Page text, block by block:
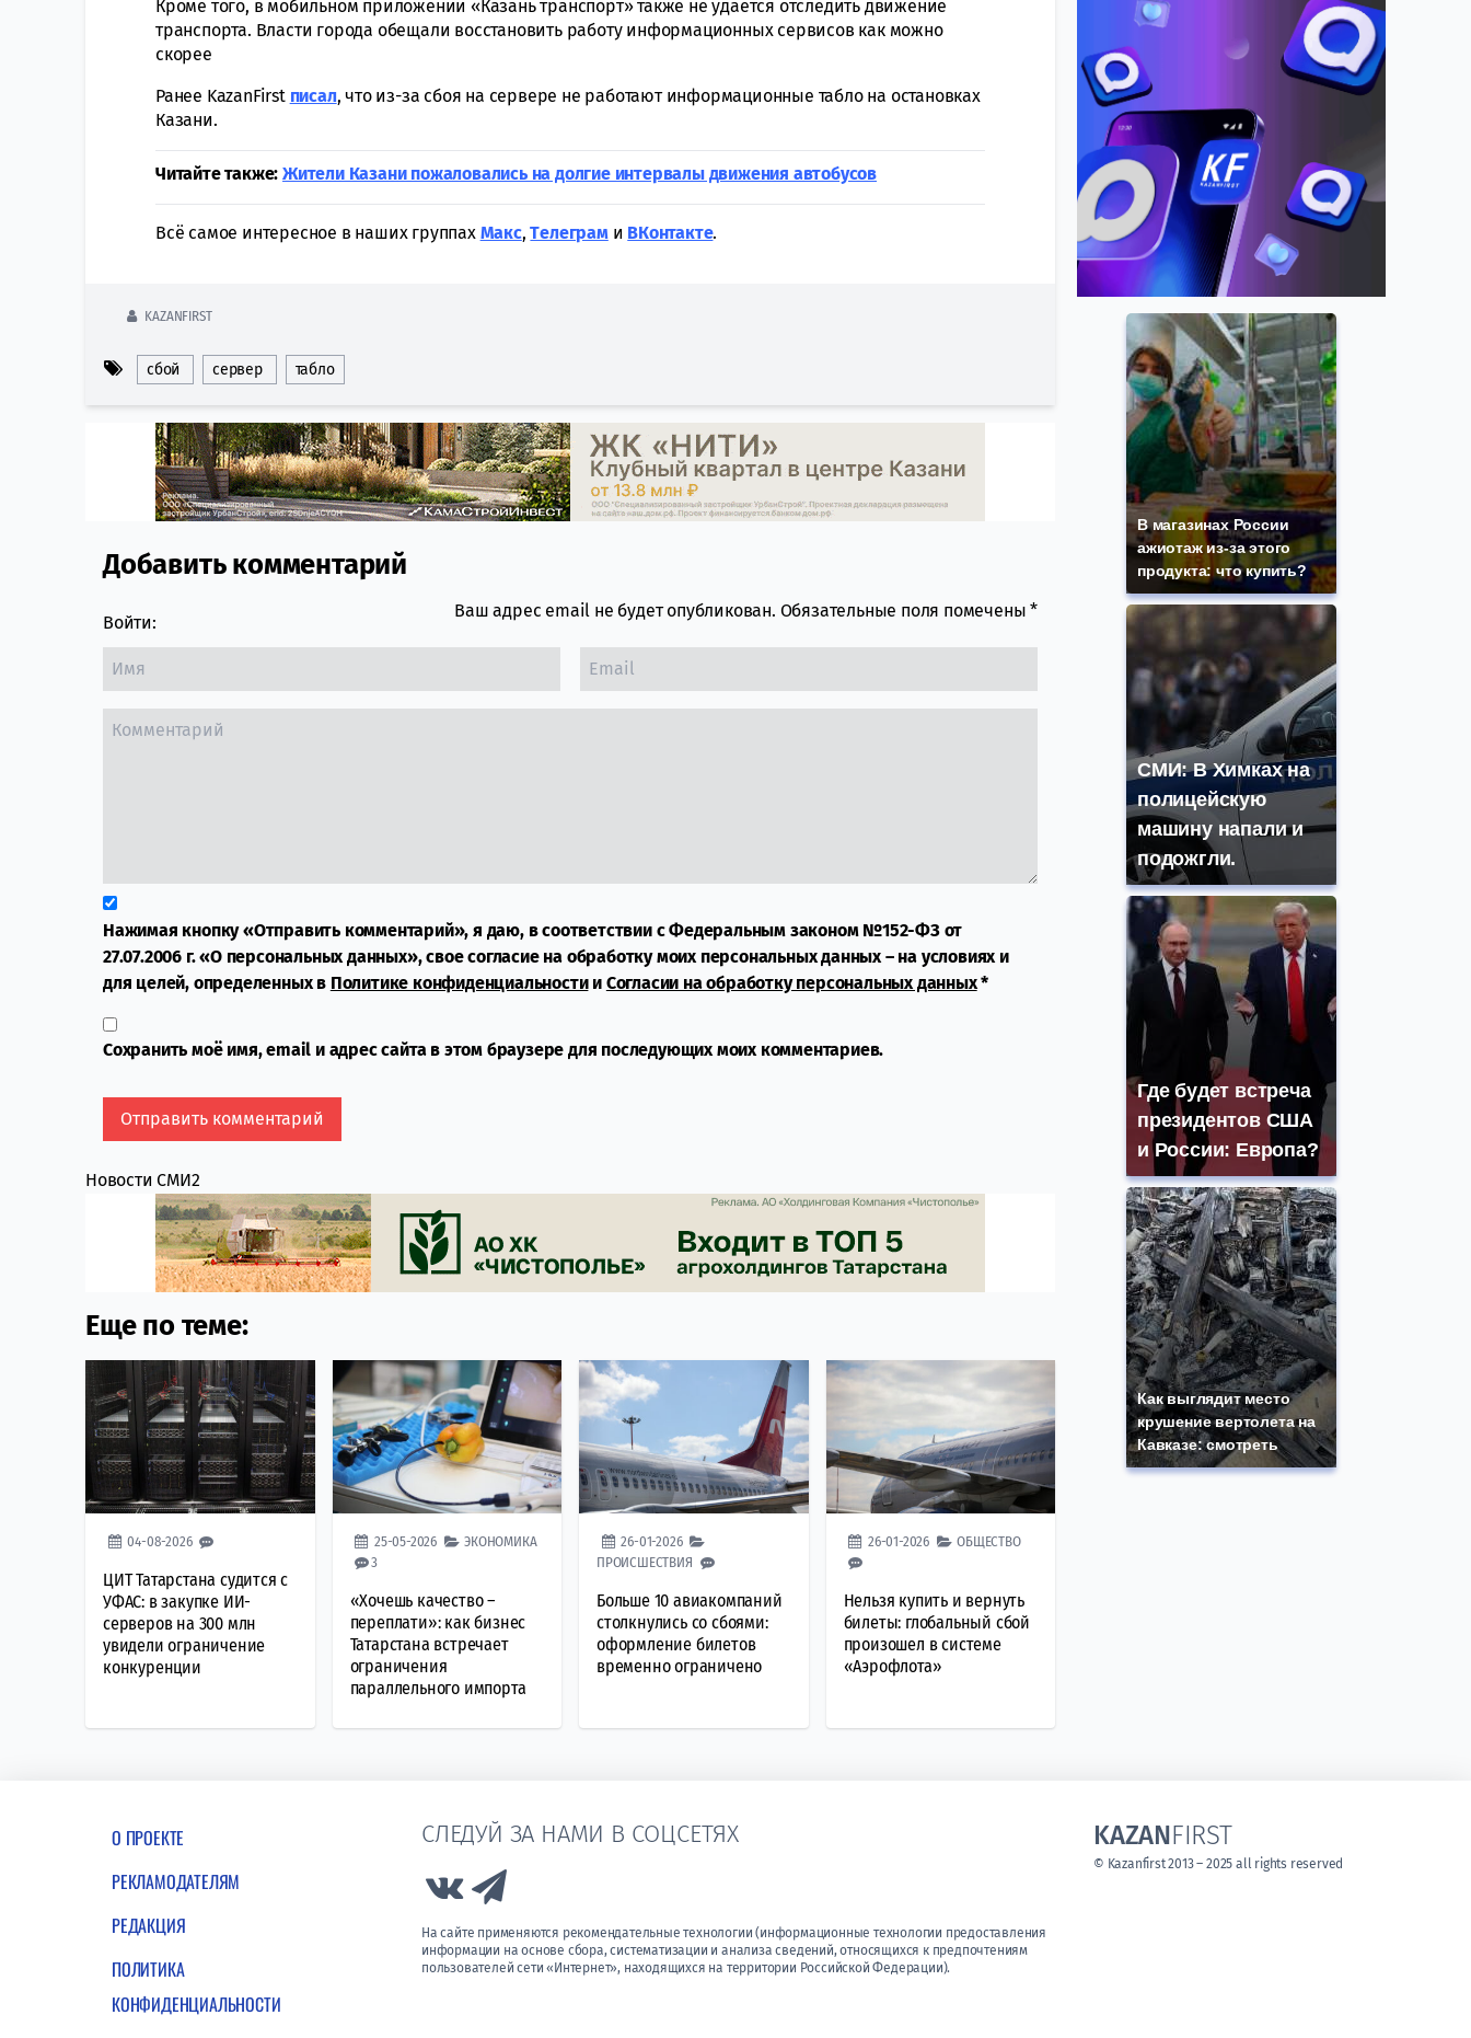
Кроме того, в мобильном приложении «Казань транспорт» также не удается отследить движение
транспорта. Власти города обещали восстановить работу информационных сервисов как можно
скорее
Ранее KazanFirst писал, что из-за сбоя на сервере не работают информационные табло на остановках
Казани.
Читайте также:Жители Казани пожаловались на долгие интервалы движения автобусов
Всё самое интересное в наших группах Макс,Tелеграми ВКонтакте.
KAZANFIRST
сбой сервер табло
Comment section
Добавить комментарий
Войти:
Ваш адрес email не будет опубликован. Обязательные поля помечены*
Нажимая кнопку «Отправить комментарий», я даю, в соответствии с Федеральным законом №152-ФЗ от
27.07.2006 г. «О персональных данных», свое согласие на обработку моих персональных данных – на условиях и
для целей, определенных в Политике конфиденциальностии Согласии на обработку персональных данных*
Сохранить моё имя, email и адрес сайта в этом браузере для последующих моих комментариев.
Новости СМИ2
Еще по теме:
04-08-2026
ЦИТ Татарстана судится с
УФАС: в закупке ИИ-
серверов на 300 млн
увидели ограничение
конкуренции
25-05-2026
ЭКОНОМИКА
3
«Хочешь качество –
переплати»: как бизнес
Татарстана встречает
ограничения
параллельного импорта
26-01-2026
ПРОИСШЕСТВИЯ
Больше 10 авиакомпаний
столкнулись со сбоями:
оформление билетов
временно ограничено
26-01-2026 ОБЩЕСТВО
Нельзя купить и вернуть
билеты: глобальный сбой
произошел в системе
«Аэрофлота»
В магазинах России
ажиотаж из-за этого
продукта: что купить?
СМИ: В Химках на
полицейскую
машину напали и
подожгли.
Где будет встреча
президентов США
и России: Европа?
Как выглядит место
крушение вертолета на
Кавказе: смотреть
О ПРОЕКТЕ
РЕКЛАМОДАТЕЛЯМ
РЕДАКЦИЯ
ПОЛИТИКА
КОНФИДЕНЦИАЛЬНОСТИ
СЛЕДУЙ ЗА НАМИ В СОЦСЕТЯХ
Link to Vk
На сайте применяются рекомендательные технологии (информационные технологии предоставления
информации на основе сбора, систематизации и анализа сведений, относящихся к предпочтениям
пользователей сети «Интернет», находящихся на территории Российской Федерации).
KAZANFIRST
© Kazanfirst 2013 – 2025 all rights reserved